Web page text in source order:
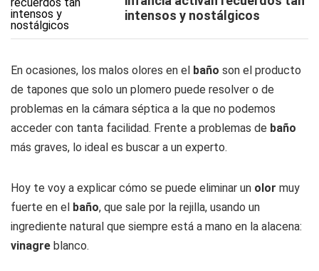
intensos y nostálgicos
En ocasiones, los malos olores en el baño son el producto
de tapones que solo un plomero puede resolver o de
problemas en la cámara séptica a la que no podemos
acceder con tanta facilidad. Frente a problemas de baño
más graves, lo ideal es buscar a un experto.
Hoy te voy a explicar cómo se puede eliminar un olor muy
fuerte en el baño, que sale por la rejilla, usando un
ingrediente natural que siempre está a mano en la alacena:
vinagre blanco.